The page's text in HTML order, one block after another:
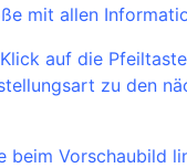
mit allen
auf die
zu den
beim Vorschaubild